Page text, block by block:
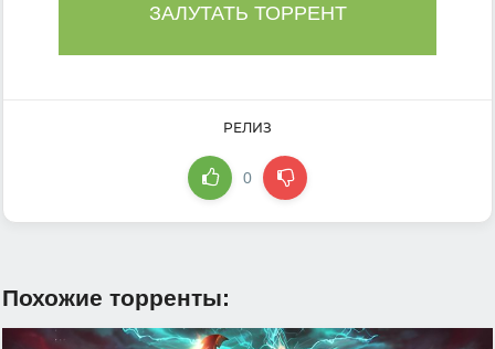
ЗАЛУТАТЬ ТОРРЕНТ
РЕЛИЗ
0
Похожие торренты: